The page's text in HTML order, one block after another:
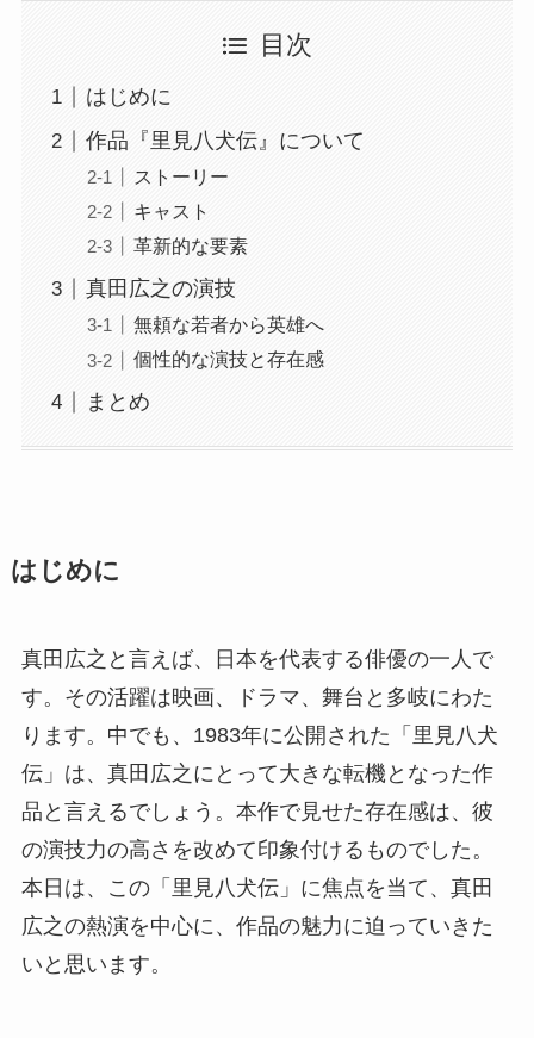
目次
はじめに
作品『里見八犬伝』について
ストーリー
キャスト
革新的な要素
真田広之の演技
無頼な若者から英雄へ
個性的な演技と存在感
まとめ
はじめに
真田広之と言えば、日本を代表する俳優の一人で
す。その活躍は映画、ドラマ、舞台と多岐にわた
ります。中でも、1983年に公開された「里見八犬
伝」は、真田広之にとって大きな転機となった作
品と言えるでしょう。本作で見せた存在感は、彼
の演技力の高さを改めて印象付けるものでした。
本日は、この「里見八犬伝」に焦点を当て、真田
広之の熱演を中心に、作品の魅力に迫っていきた
いと思います。